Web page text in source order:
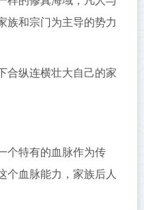
族和宗门为主导的势力
合纵连横壮大自己的家
个特有的血脉作为传
个血脉能力，家族后人